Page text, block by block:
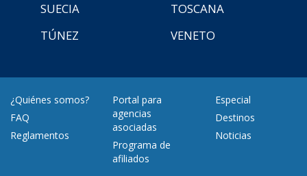
SUECIA
TOSCANA
TÚNEZ
VENETO
¿Quiénes somos?
FAQ
Reglamentos
Portal para
agencias
asociadas
Programa de
afiliados
Especial
Destinos
Noticias